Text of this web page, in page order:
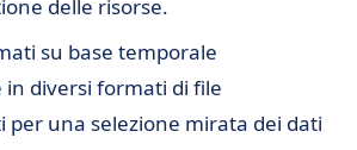
delle risorse.
su base temporale
in diversi formati di file
per una selezione mirata dei dati